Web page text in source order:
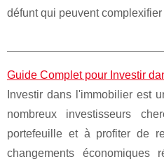
défunt qui peuvent
Guide Complet pour Investir
Investir dans l'immobilier est
nombreux investisseurs
portefeuille et à profiter de
changements économiques